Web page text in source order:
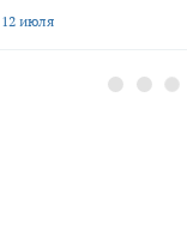
12 июля
В Ростовской области